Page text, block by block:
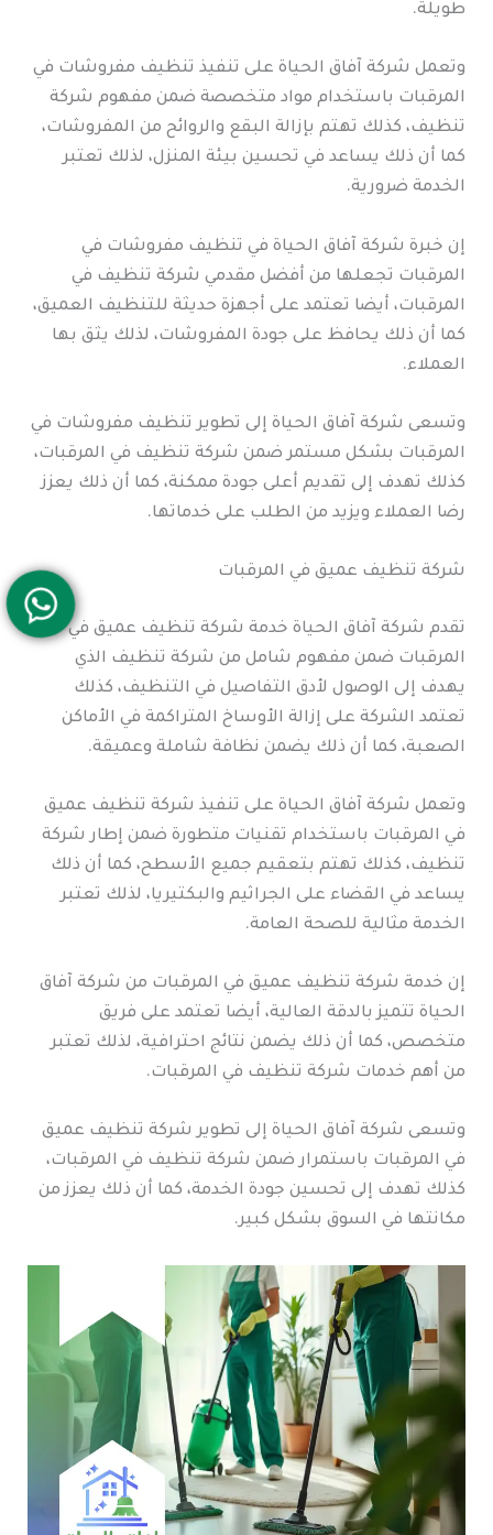
طويلة.
وتعمل شركة آفاق الحياة على تنفيذ تنظيف مفروشات في
المرقبات باستخدام مواد متخصصة ضمن مفهوم شركة
تنظيف، كذلك تهتم بإزالة البقع والروائح من المفروشات،
كما أن ذلك يساعد في تحسين بيئة المنزل، لذلك تعتبر
الخدمة ضرورية.
إن خبرة شركة آفاق الحياة في تنظيف مفروشات في
المرقبات تجعلها من أفضل مقدمي شركة تنظيف في
المرقبات، أيضا تعتمد على أجهزة حديثة للتنظيف العميق،
كما أن ذلك يحافظ على جودة المفروشات، لذلك يثق بها
العملاء.
وتسعى شركة آفاق الحياة إلى تطوير تنظيف مفروشات في
المرقبات بشكل مستمر ضمن شركة تنظيف في المرقبات،
كذلك تهدف إلى تقديم أعلى جودة ممكنة، كما أن ذلك يعزز
رضا العملاء ويزيد من الطلب على خدماتها.
شركة تنظيف عميق في المرقبات
تقدم شركة آفاق الحياة خدمة شركة تنظيف عميق في
المرقبات ضمن مفهوم شامل من شركة تنظيف الذي
يهدف إلى الوصول لأدق التفاصيل في التنظيف، كذلك
تعتمد الشركة على إزالة الأوساخ المتراكمة في الأماكن
الصعبة، كما أن ذلك يضمن نظافة شاملة وعميقة.
وتعمل شركة آفاق الحياة على تنفيذ شركة تنظيف عميق
في المرقبات باستخدام تقنيات متطورة ضمن إطار شركة
تنظيف، كذلك تهتم بتعقيم جميع الأسطح، كما أن ذلك
يساعد في القضاء على الجراثيم والبكتيريا، لذلك تعتبر
الخدمة مثالية للصحة العامة.
إن خدمة شركة تنظيف عميق في المرقبات من شركة آفاق
الحياة تتميز بالدقة العالية، أيضا تعتمد على فريق
متخصص، كما أن ذلك يضمن نتائج احترافية، لذلك تعتبر
من أهم خدمات شركة تنظيف في المرقبات.
وتسعى شركة آفاق الحياة إلى تطوير شركة تنظيف عميق
في المرقبات باستمرار ضمن شركة تنظيف في المرقبات،
كذلك تهدف إلى تحسين جودة الخدمة، كما أن ذلك يعزز من
مكانتها في السوق بشكل كبير.